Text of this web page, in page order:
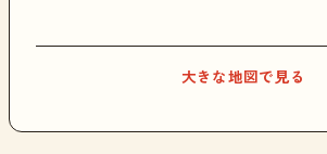
大きな地図で見る